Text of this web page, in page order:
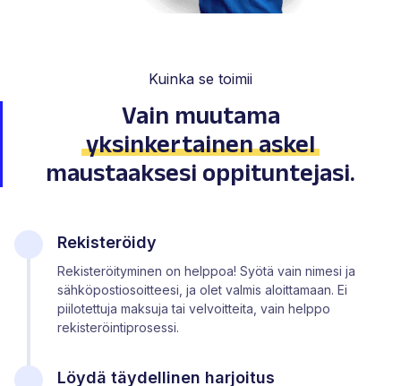
Kuinka se toimii
Vain muutama
yksinkertainen askel
maustaaksesi oppituntejasi.
Rekisteröidy
Rekisteröityminen on helppoa! Syötä vain nimesi ja
sähköpostiosoitteesi, ja olet valmis aloittamaan. Ei
piilotettuja maksuja tai velvoitteita, vain helppo
rekisteröintiprosessi.
Löydä täydellinen harjoitus